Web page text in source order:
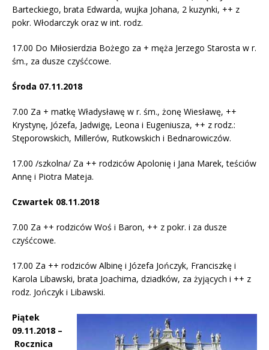
Barteckiego, brata Edwarda, wujka Johana, 2 kuzynki, ++ z
pokr. Włodarczyk oraz w int. rodz.
17.00 Do Miłosierdzia Bożego za + męża Jerzego Starosta w r.
śm., za dusze czyśćcowe.
Środa 07.11.2018
7.00 Za + matkę Władysławę w r. śm., żonę Wiesławę, ++
Krystynę, Józefa, Jadwigę, Leona i Eugeniusza, ++ z rodz.:
Stęporowskich, Millerów, Rutkowskich i Bednarowiczów.
17.00 /szkolna/ Za ++ rodziców Apolonię i Jana Marek, teściów
Annę i Piotra Mateja.
Czwartek 08.11.2018
7.00 Za ++ rodziców Woś i Baron, ++ z pokr. i za dusze
czyśćcowe.
17.00 Za ++ rodziców Albinę i Józefa Jończyk, Franciszkę i
Karola Libawski, brata Joachima, dziadków, za żyjących i ++ z
rodz. Jończyk i Libawski.
Piątek
09.11.2018 –
Rocznica